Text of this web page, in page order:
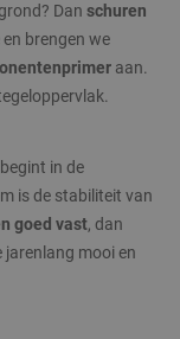
Dan schuren
brengen we
aan.
in de
is de stabiliteit van
goed vast, dan
jarenlang mooi en